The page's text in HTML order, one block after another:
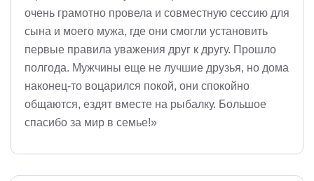
очень грамотно провела и совместную сессию для
сына и моего мужа, где они смогли установить
первые правила уважения друг к другу. Прошло
полгода. Мужчины еще не лучшие друзья, но дома
наконец-то воцарился покой, они спокойно
общаются, ездят вместе на рыбалку. Большое
спасибо за мир в семье!»